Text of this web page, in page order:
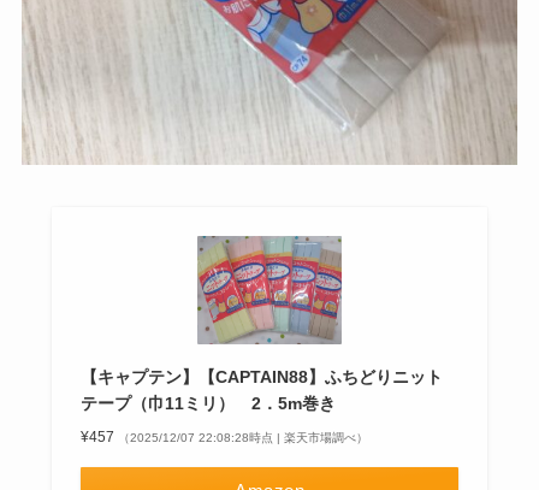
【キャプテン】【CAPTAIN88】ふちどりニット
テープ（巾11ミリ） 2．5m巻き
¥457 （2025/12/07 22:08:28時点 | 楽天市場調べ）